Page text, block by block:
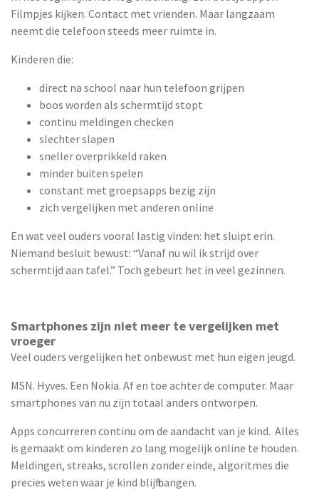
Filmpjes kijken. Contact met vrienden. Maar langzaam
neemt die telefoon steeds meer ruimte in.
Kinderen die:
direct na school naar hun telefoon grijpen
boos worden als schermtijd stopt
continu meldingen checken
slechter slapen
sneller overprikkeld raken
minder buiten spelen
constant met groepsapps bezig zijn
zich vergelijken met anderen online
En wat veel ouders vooral lastig vinden: het sluipt erin.
Niemand besluit bewust: “Vanaf nu wil ik strijd over
schermtijd aan tafel.” Toch gebeurt het in veel gezinnen.
Smartphones zijn niet meer te vergelijken met
vroeger
Veel ouders vergelijken het onbewust met hun eigen jeugd.
MSN. Hyves. Een Nokia. Af en toe achter de computer. Maar
smartphones van nu zijn totaal anders ontworpen.
Apps concurreren continu om de aandacht van je kind. Alles
is gemaakt om kinderen zo lang mogelijk online te houden.
Meldingen, streaks, scrollen zonder einde, algoritmes die
precies weten waar je kind blijft hangen.